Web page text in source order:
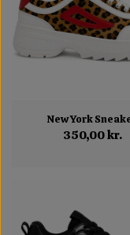
New York
350,00 kr.